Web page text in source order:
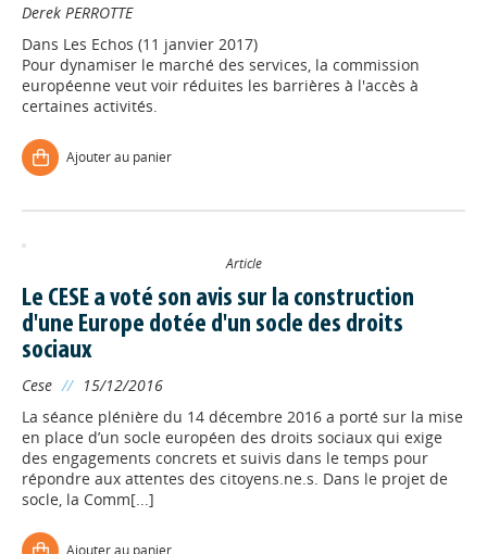
Derek PERROTTE
Dans Les Echos (11 janvier 2017)
Pour dynamiser le marché des services, la commission
européenne veut voir réduites les barrières à l'accès à
certaines activités.
Ajouter au panier
Article
Le CESE a voté son avis sur la construction
d'une Europe dotée d'un socle des droits
sociaux
Cese // 15/12/2016
La séance plénière du 14 décembre 2016 a porté sur la mise
en place d’un socle européen des droits sociaux qui exige
des engagements concrets et suivis dans le temps pour
répondre aux attentes des citoyens.ne.s. Dans le projet de
socle, la Comm[...]
Ajouter au panier